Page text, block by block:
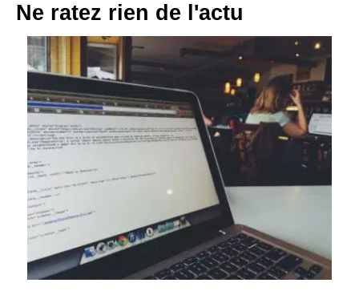
Ne ratez rien de l'actu